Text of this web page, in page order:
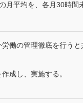
月平均を、各月30時間
働の管理徹底を行う
成し、実施する。